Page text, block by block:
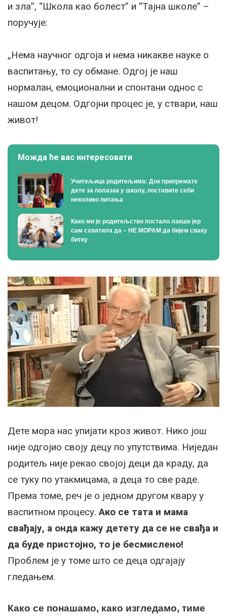
и зла”, “Школа као болест” и “Тајна школе” –
поручује:
„Нема научног одгоја и нема никакве науке о
васпитању, то су обмане. Одгој је наш
нормалан, емоционални и спонтани однос с
нашом децом. Одгојни процес је, у ствари, наш
живот!
Можда ће вас интересовати
Учитељица родитељима: Док припремате
дете за полазак у школу, поставите себи
неколико питања
Како ми је родитељство постало лакше јер
сам схватила да – НЕ МОРАМ да бијем сваку
битку
Дете мора нас упијати кроз живот. Нико још
није одгојио своју децу по упутствима. Ниједан
родитељ није рекао својој деци да краду, да
се туку по утакмицама, а деца то све раде.
Према томе, реч је о једном другом квару у
васпитном процесу. Ако се тата и мама
свађају, а онда кажу детету да се не свађа и
да буде пристојно, то је бесмислено!
Проблем је у томе што се деца одгајају
гледањем.
Како се понашамо, како изгледамо, тиме